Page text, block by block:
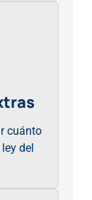
cuánto
del